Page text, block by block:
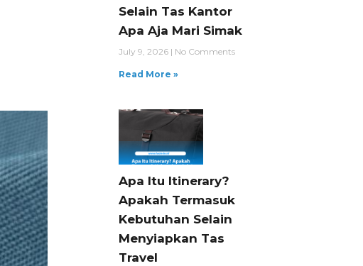
Selain Tas Kantor
Apa Aja Mari Simak
July 9, 2026 No Comments
Read More »
Apa Itu Itinerary?
Apakah Termasuk
Kebutuhan Selain
Menyiapkan Tas
Travel